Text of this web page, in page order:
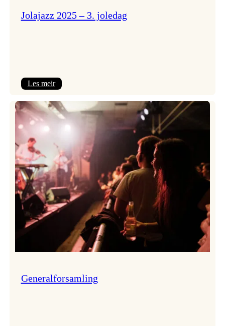
Jolajazz 2025 – 3. joledag
Les meir:
2025
–
joledag
Generalforsamling